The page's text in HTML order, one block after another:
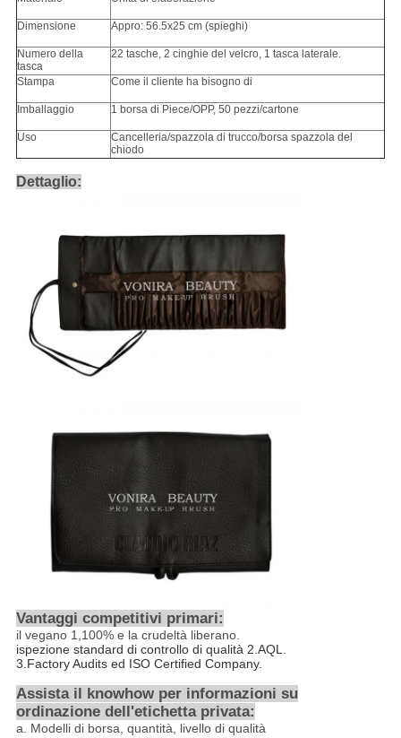
Dimensione Appro: 56.5x25 cm (spieghi)
Numero della
tasca
22 tasche, 2 cinghie del velcro, 1 tasca laterale.
Stampa Come il cliente ha bisogno di
Imballaggio 1 borsa di Piece/OPP, 50 pezzi/cartone
Uso
Cancelleria/spazzola di trucco/borsa spazzola del
chiodo
Dettaglio:
Vantaggi competitivi primari:
il vegano 1,100%e la crudeltà liberano.
ispezione standard di controllo di qualità 2.AQL.
3.Factory Audits ed ISO Certified Company.
Assista il knowhow per informazioni su
ordinazione dell'etichetta privata:
a. Modelli di borsa, quantità, livello di qualità